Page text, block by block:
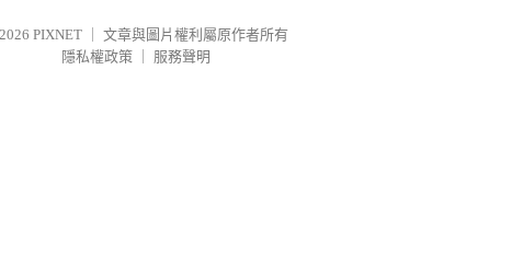
PIXNET
文章與圖片權利屬原作者所有
隱私權政策
服務聲明